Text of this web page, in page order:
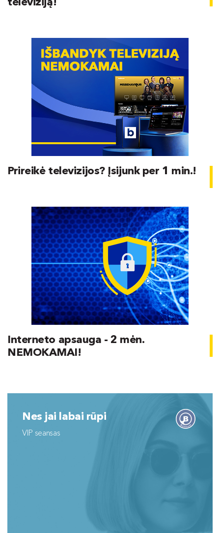
Prireikė televizijos? Įsijunk per 1 min.!
Interneto apsauga - 2 mėn.
NEMOKAMAI!
Nes jai labai rūpi
VIP seansas